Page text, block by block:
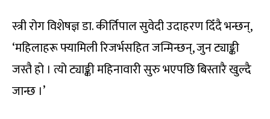
स्त्री रोग विशेषज्ञ डा. कीर्तिपाल सुवेदी उदाहरण दिँदै भन्छन्,
‘महिलाहरू फ्यामिली रिजर्भसहित जन्मिन्छन्, जुन ट्याङ्की
जस्तै हो । त्यो ट्याङ्की महिनावारी सुरु भएपछि बिस्तारै खुल्दै
जान्छ ।’